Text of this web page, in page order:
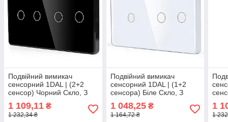
Подвійний вимикач
сенсорний 1DAL | (2+2
сенсор) Чорний Скло, З
SW2GX2.BL)
1 109,11 ₴
1 232,34 ₴
Подвійний вимикач
сенсорний 1DAL | (1+2
сенсора) Біле Скло, З
SW1G2G.WT)
1 048,25₴
1 164,72 ₴
1
1